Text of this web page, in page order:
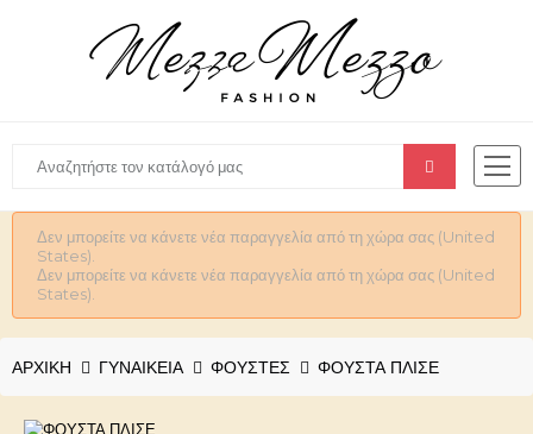
Δεν μπορείτε να κάνετε νέα παραγγελία από τη χώρα σας (United
States).
Δεν μπορείτε να κάνετε νέα παραγγελία από τη χώρα σας (United
States).
ΑΡΧΙΚΉ ΓΥΝΑΙΚΕΊΑ ΦΟΥΣΤΕΣ ΦΟΥΣΤΑ ΠΛΙΣΕ